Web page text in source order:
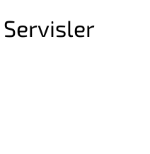
Servisler